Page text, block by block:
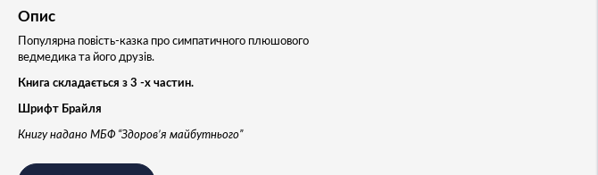
Опис
Популярна повість-казка про симпатичного плюшового
ведмедика та його друзів.
Книга складається з 3 -х частин.
Шрифт Брайля
Книгу надано МБФ “Здоров’я майбутнього”